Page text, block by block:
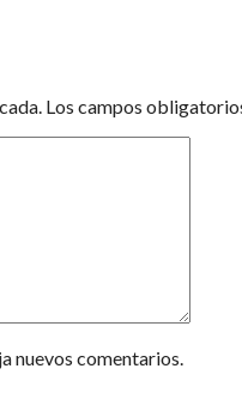
Los campos
nuevos comentarios.